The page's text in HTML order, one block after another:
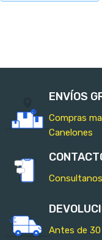
ENVÍOS
Compras
Canelones
Antes de 30